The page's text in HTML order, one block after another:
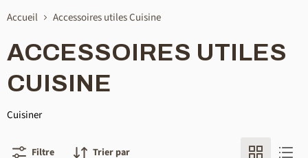
Accueil Accessoires utiles Cuisine
ACCESSOIRES UTILES
CUISINE
Cuisiner
Filtre Trier par